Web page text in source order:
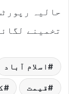
حالیہ
تخمینے
اسلام آباد
قیمت